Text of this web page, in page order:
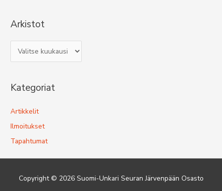
Arkistot
r
i
t
o
t
Kategoriat
Artikkelit
Ilmoitukset
Tapahtumat
Copyright © 2026 Suomi-Unkari Seuran Järvenpään Osasto